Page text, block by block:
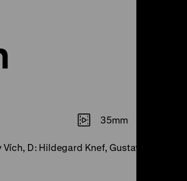
35mm
D: Hildegard Knef, Gustav Fröhlich,